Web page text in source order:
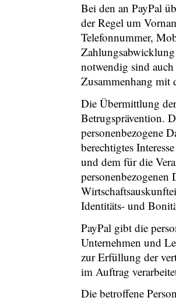
Bei den an PayPal
der Regel um
Telefonnummer,
notwendig sind
Zusammenhang mit
Die Übermittlung
Betrugsprävention.
personenbezogene
berechtigtes
und dem für die
personenbezogenen
Identitäts- und
PayPal gibt die
Unternehmen und
zur Erfüllung der
im Auftrag
Die betroffene